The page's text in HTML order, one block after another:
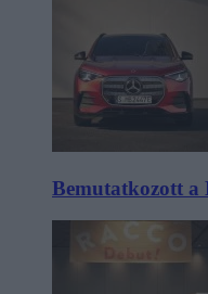
Bemutatkozott a